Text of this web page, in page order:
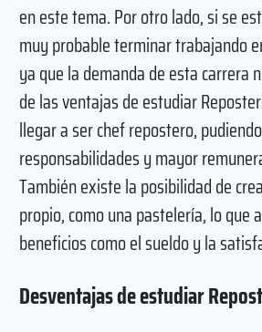
en este tema. Por otro lado, si se
muy probable terminar trabajando
ya que la demanda de esta carrera
de las ventajas de estudiar
llegar a ser chef repostero,
responsabilidades y mayor
También existe la posibilidad de
propio, como una pastelería, lo que
beneficios como el sueldo y la
Desventajas de estudiar